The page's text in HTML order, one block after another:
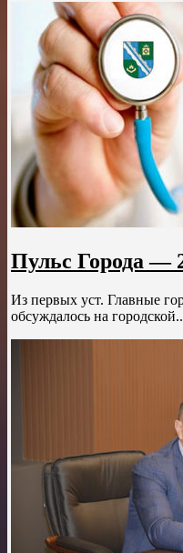
Пульс Города —
Из первых уст. Главные
обсуждалось на